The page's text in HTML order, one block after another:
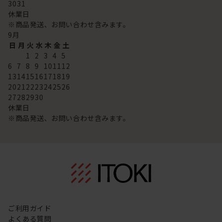
3031
休業日
※商品発送、お問い合わせ含みます。
9月
日 月 火 水 木 金 土
1 2 3 4 5
6 7 8 9 101112
13141516171819
20212223242526
27282930
休業日
※商品発送、お問い合わせ含みます。
ご利用ガイド
よくある質問